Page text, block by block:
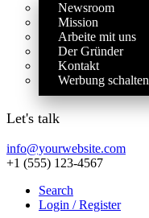
Newsroom
Mission
Arbeite mit uns
Der Gründer
Kontakt
Werbung schalten
Let's talk
info@yourwebsite.com
+1 (555) 123-4567
Search
Login / Register